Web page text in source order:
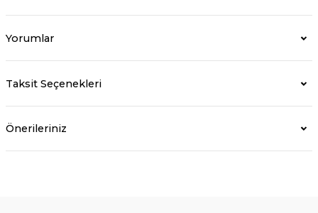
Yorumlar
Taksit Seçenekleri
Önerileriniz